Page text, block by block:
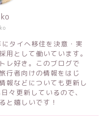
タイへ移住を決意・実
用として働いています。
レ好き。このブログで
行者向けの情報をはじ
報などについても更新し
々更新しているので、
と嬉しいです！